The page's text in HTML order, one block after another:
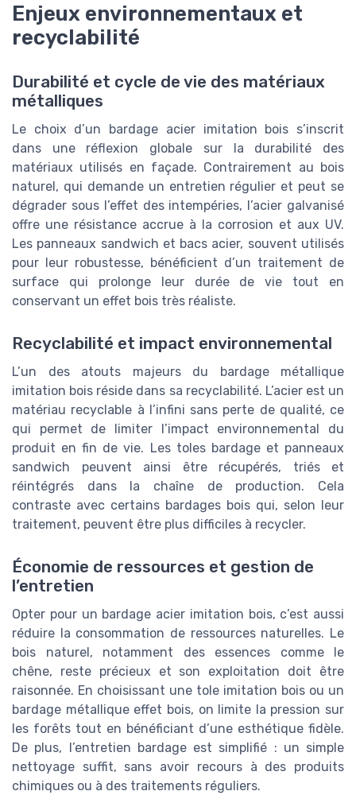
Enjeux environnementaux et
recyclabilité
Durabilité et cycle de vie des matériaux
métalliques
Le choix d’un bardage acier imitation bois s’inscrit
dans une réflexion globale sur la durabilité des
matériaux utilisés en façade. Contrairement au bois
naturel, qui demande un entretien régulier et peut se
dégrader sous l’effet des intempéries, l’acier galvanisé
offre une résistance accrue à la corrosion et aux UV.
Les panneaux sandwich et bacs acier, souvent utilisés
pour leur robustesse, bénéficient d’un traitement de
surface qui prolonge leur durée de vie tout en
conservant un effet bois très réaliste.
Recyclabilité et impact environnemental
L’un des atouts majeurs du bardage métallique
imitation bois réside dans sa recyclabilité. L’acier est un
matériau recyclable à l’infini sans perte de qualité, ce
qui permet de limiter l’impact environnemental du
produit en fin de vie. Les toles bardage et panneaux
sandwich peuvent ainsi être récupérés, triés et
réintégrés dans la chaîne de production. Cela
contraste avec certains bardages bois qui, selon leur
traitement, peuvent être plus difficiles à recycler.
Économie de ressources et gestion de
l’entretien
Opter pour un bardage acier imitation bois, c’est aussi
réduire la consommation de ressources naturelles. Le
bois naturel, notamment des essences comme le
chêne, reste précieux et son exploitation doit être
raisonnée. En choisissant une tole imitation bois ou un
bardage métallique effet bois, on limite la pression sur
les forêts tout en bénéficiant d’une esthétique fidèle.
De plus, l’entretien bardage est simplifié : un simple
nettoyage suffit, sans avoir recours à des produits
chimiques ou à des traitements réguliers.